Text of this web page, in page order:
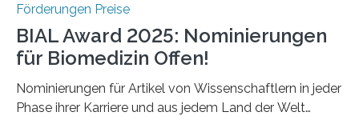
Förderungen Preise
BIAL Award 2025: Nominierungen
für Biomedizin Offen!
Nominierungen für Artikel von Wissenschaftlern in jeder
Phase ihrer Karriere und aus jedem Land der Welt